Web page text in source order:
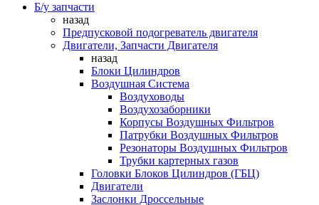
Б/у запчасти
назад
Предпусковой подогреватель двигателя
Двигатели, Запчасти Двигателя
назад
Блоки Цилиндров
Воздушная Система
Воздуховоды
Воздухозаборники
Корпусы Воздушных Фильтров
Патрубки Воздушных Фильтров
Резонаторы Воздушных Фильтров
Трубки картерных газов
Головки Блоков Цилиндров (ГБЦ)
Двигатели
Заслонки Дроссельные